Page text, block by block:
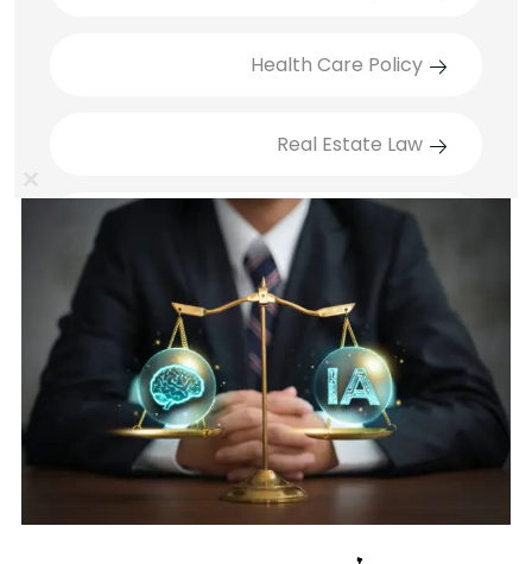
Health Care Policy
Real Estate Law
Technology Law
דיני חוזים
דיני משפחה